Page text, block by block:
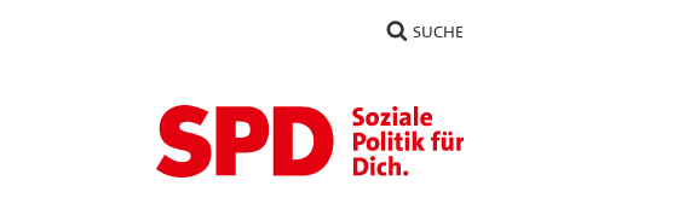
SUCHE